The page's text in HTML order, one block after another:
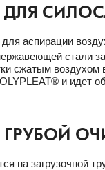
аспирации
стали
сжатым
и идет
ГРУБОЙ
на загрузочной